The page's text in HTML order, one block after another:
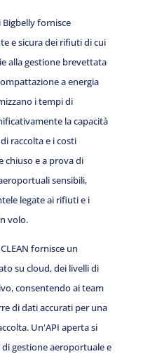
fornisce
e sicura dei rifiuti di cui
alla gestione brevettata
a energia
i tempi di
la capacità
raccolta e i costi
chiuso e a prova di
sensibili,
legate ai rifiuti e i
volo.
fornisce un
su cloud, dei livelli di
consentendo ai team
di dati accurati per una
Un'API aperta si
gestione aeroportuale e